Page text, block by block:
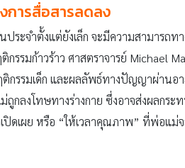
การสื่อสารลดลง
ประจำตั้งแต่ยังเล็ก จะมีความสามารถ
กรรมก้าวร้าว ศาสตราจารย์ Michael
กรรมเด็ก และผลลัพธ์ทางปัญญาผ่านอ
ถูกลงโทษทางร่างกาย ซึ่งอาจส่งผลก
ปิดเผย หรือ “ให้เวลาคุณภาพ” ที่พ่อแ